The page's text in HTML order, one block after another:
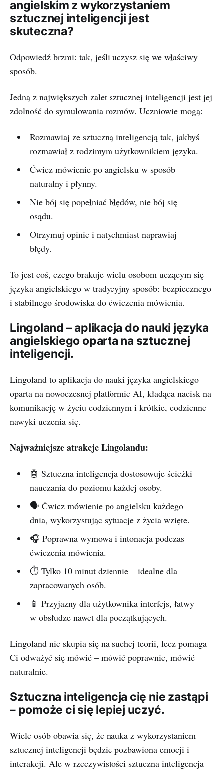
angielskim z wykorzystaniem
sztucznej inteligencji jest
skuteczna?
Odpowiedź brzmi: tak, jeśli uczysz się we właściwy
sposób.
Jedną z największych zalet sztucznej inteligencji jest jej
zdolność do symulowania rozmów. Uczniowie mogą:
Rozmawiaj ze sztuczną inteligencją tak, jakbyś
rozmawiał z rodzimym użytkownikiem języka.
Ćwicz mówienie po angielsku w sposób
naturalny i płynny.
Nie bój się popełniać błędów, nie bój się
osądu.
Otrzymuj opinie i natychmiast naprawiaj
błędy.
To jest coś, czego brakuje wielu osobom uczącym się
języka angielskiego w tradycyjny sposób: bezpiecznego
i stabilnego środowiska do ćwiczenia mówienia.
Lingoland – aplikacja do nauki języka
angielskiego oparta na sztucznej
inteligencji.
Lingoland to aplikacja do nauki języka angielskiego
oparta na nowoczesnej platformie AI, kładąca nacisk na
komunikację w życiu codziennym i krótkie, codzienne
nawyki uczenia się.
Najważniejsze atrakcje Lingolandu:
🤖 Sztuczna inteligencja dostosowuje ścieżki
nauczania do poziomu każdej osoby.
🗣️ Ćwicz mówienie po angielsku każdego
dnia, wykorzystując sytuacje z życia wzięte.
🎧 Poprawna wymowa i intonacja podczas
ćwiczenia mówienia.
⏱️ Tylko 10 minut dziennie – idealne dla
zapracowanych osób.
📱 Przyjazny dla użytkownika interfejs, łatwy
w obsłudze nawet dla początkujących.
Lingoland nie skupia się na suchej teorii, lecz pomaga
Ci odważyć się mówić – mówić poprawnie, mówić
naturalnie.
Sztuczna inteligencja cię nie zastąpi
– pomoże ci się lepiej uczyć.
Wiele osób obawia się, że nauka z wykorzystaniem
sztucznej inteligencji będzie pozbawiona emocji i
interakcji. Ale w rzeczywistości sztuczna inteligencja